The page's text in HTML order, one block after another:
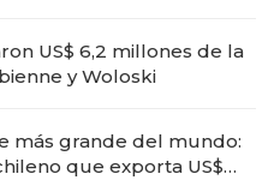
US$ 6,2 millones de la
y Woloski
más grande del mundo:
que exporta US$